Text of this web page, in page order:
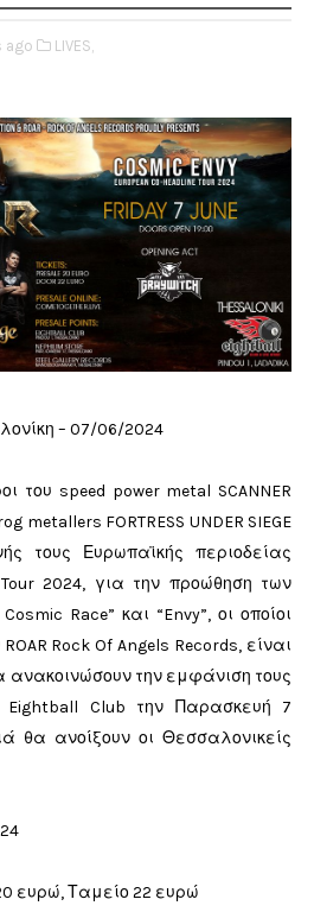
ago LIVES,
– 07/06/2024
του speed power metal SCANNER
metallers FORTRESS UNDER SIEGE
τους Ευρωπαϊκής περιοδείας
2024, για την προώθηση των
Race” και “Envy”, οι οποίοι
Rock Of Angels Records, είναι
ανακοινώσουν την εμφάνιση τους
Eightball Club την Παρασκευή 7
θα ανοίξουν οι Θεσσαλονικείς
ευρώ, Ταμείο 22 ευρώ